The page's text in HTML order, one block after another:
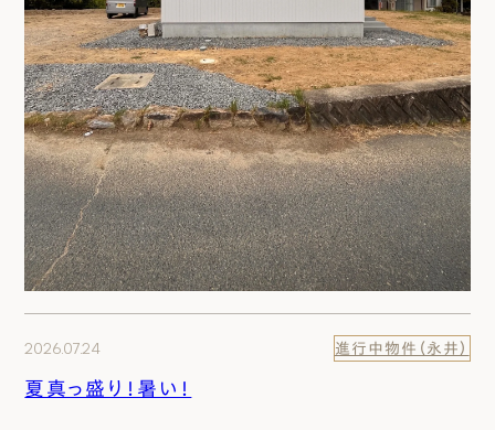
2026.07.24 進行中物件（永井）
夏真っ盛り！暑い！